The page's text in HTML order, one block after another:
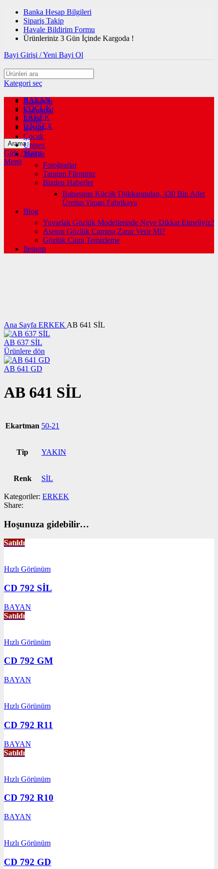
Banka Hesap Bilgileri
Sipariş Takip
Havale Bildirim Formu
Ürünleriniz 3 Gün İçinde Kargoda !
Bayi Girişi / Yeni Bayi Ol
Kategori seç
BAYAN
ÇOCUK
ERKEK
UNİSEX
Arama
Giriş / Kayıt
Menü
Anasayfa
Kurumsal
Erkek
Bayan
Çocuk
Unisex
Medya
Fotoğraflar
Tanıtım Filmimiz
Bizden Haberler
Babasının Küçük Dükkanından, 430 Bin Adet
Üretim Yapan Fabrikaya
Blog
Yuvarlak Gözlük Modellerinde Neye Dikkat Etmeliyiz?
Aseton Gözlük Camına Zarar Verir Mi?
Gözlük Camı Temizleme
İletişim
Ana Sayfa ERKEK AB 641 SİL
AB 637 SİL
Ürünlere dön
AB 641 GD
AB 641 SİL
Ekartman 50-21
Tip YAKIN
Renk SİL
Kategoriler: ERKEK
Share:
Hoşunuza gidebilir…
Satıldı
Hızlı Görünüm
CD 792 SİL
BAYAN
Satıldı
Hızlı Görünüm
CD 792 GM
BAYAN
Hızlı Görünüm
CD 792 R11
BAYAN
Satıldı
Hızlı Görünüm
CD 792 R10
BAYAN
Hızlı Görünüm
CD 792 GD